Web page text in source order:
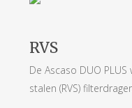
RVS
De Ascaso DUO
stalen (RVS)